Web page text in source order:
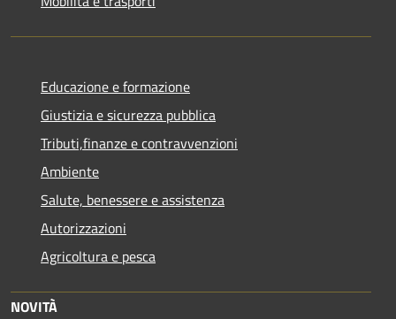
Educazione e formazione
Giustizia e sicurezza pubblica
Tributi,finanze e contravvenzioni
Ambiente
Salute, benessere e assistenza
Autorizzazioni
Agricoltura e pesca
NOVITÀ